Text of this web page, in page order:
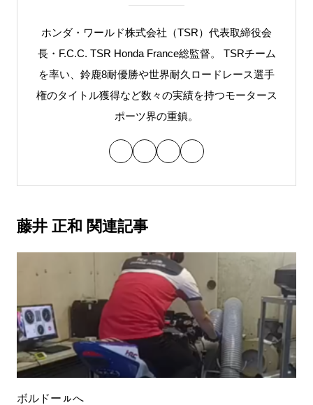
ホンダ・ワールド株式会社（TSR）代表取締役会
長・F.C.C. TSR Honda France総監督。 TSRチーム
を率い、鈴鹿8耐優勝や世界耐久ロードレース選手
権のタイトル獲得など数々の実績を持つモータース
ポーツ界の重鎮。
藤井 正和 関連記事
ボルドーㇽへ